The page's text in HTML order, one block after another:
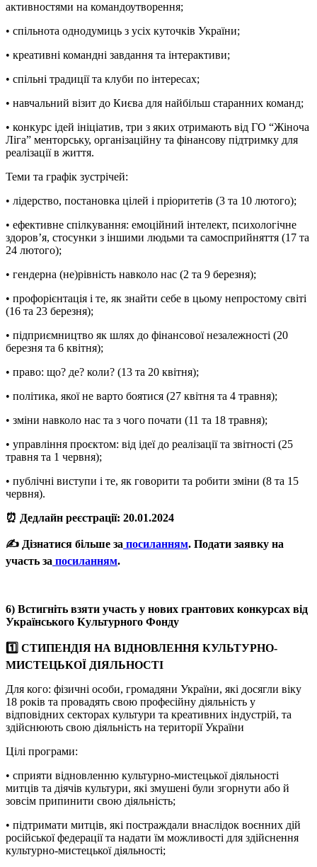
активностями на командоутворення;
• спільнота однодумиць з усіх куточків України;
• креативні командні завдання та інтерактиви;
• спільні традиції та клуби по інтересах;
• навчальний візит до Києва для найбільш старанних команд;
• конкурс ідей ініціатив, три з яких отримають від ГО “Жіноча
Ліга” менторську, організаційну та фінансову підтримку для
реалізації в життя.
Теми та графік зустрічей:
• лідерство, постановка цілей і пріоритетів (3 та 10 лютого);
• ефективне спілкування: емоційний інтелект, психологічне
здоров’я, стосунки з іншими людьми та самосприйняття (17 та
24 лютого);
• гендерна (не)рівність навколо нас (2 та 9 березня);
• профорієнтація і те, як знайти себе в цьому непростому світі
(16 та 23 березня);
• підприємництво як шлях до фінансової незалежності (20
березня та 6 квітня);
• право: що? де? коли? (13 та 20 квітня);
• політика, якої не варто боятися (27 квітня та 4 травня);
• зміни навколо нас та з чого почати (11 та 18 травня);
• управління проєктом: від ідеї до реалізації та звітності (25
травня та 1 червня);
• публічні виступи і те, як говорити та робити зміни (8 та 15
червня).
⏰ Дедлайн реєстрації: 20.01.2024
✍️ Дізнатися більше за посиланням. Подати заявку на
участь за посиланням.
6) Встигніть взяти участь у нових грантових конкурсах від
Українського Культурного Фонду
1️⃣ СТИПЕНДІЯ НА ВІДНОВЛЕННЯ КУЛЬТУРНО-
МИСТЕЦЬКОЇ ДІЯЛЬНОСТІ
Для кого: фізичні особи, громадяни України, які досягли віку
18 років та провадять свою професійну діяльність у
відповідних секторах культури та креативних індустрій, та
здійснюють свою діяльність на території України
Цілі програми:
• сприяти відновленню культурно-мистецької діяльності
митців та діячів культури, які змушені були згорнути або й
зовсім припинити свою діяльність;
• підтримати митців, які постраждали внаслідок воєнних дій
російської федерації та надати їм можливості для здійснення
культурно-мистецької діяльності;